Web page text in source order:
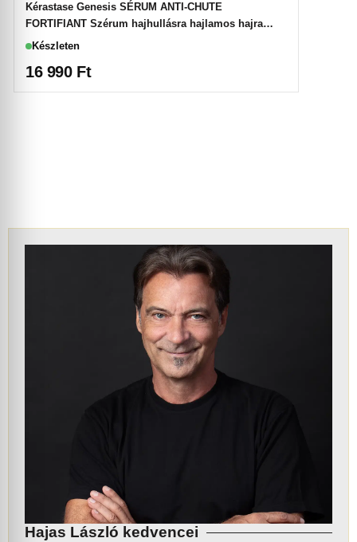
Kérastase Genesis SÉRUM ANTI-CHUTE
FORTIFIANT Szérum hajhullásra hajlamos hajra
90mlKészleten
16 990 Ft
Hajas László kedvencei